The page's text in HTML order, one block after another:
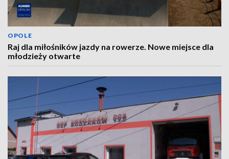
OPOLE
Raj dla miłośników jazdy na rowerze. Nowe miejsce dla
młodzieży otwarte